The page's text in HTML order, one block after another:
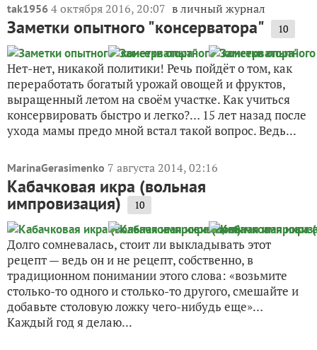
tak1956 4 октября 2016, 20:07 в личный журнал
Заметки опытного "консерватора" 10
Нет-нет, никакой политики! Речь пойдёт о том, как
переработать богатый урожай овощей и фруктов,
выращенный летом на своём участке. Как учиться
консервировать быстро и легко?… 15 лет назад после
ухода мамы предо мной встал такой вопрос. Ведь...
MarinaGerasimenko 7 августа 2014, 02:16
Кабачковая икра (вольная
импровизация) 10
Долго сомневалась, стоит ли выкладывать этот
рецепт — ведь он и не рецепт, собственно, в
традиционном понимании этого слова: «возьмите
столько-то одного и столько-то другого, смешайте и
добавьте столовую ложку чего-нибудь еще»…
Каждый год я делаю...